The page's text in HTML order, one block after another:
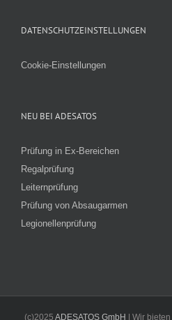
DATENSCHUTZEINSTELLUNGEN
Cookie-Einstellungen
NEU BEI ADESATOS
Prüfung in Ex-Bereichen
Regalprüfung
Leiternprüfung
Prüfung von Absaugarmen
Legionellenprüfung
(c)2025 ADESATOS GmbH | Wir